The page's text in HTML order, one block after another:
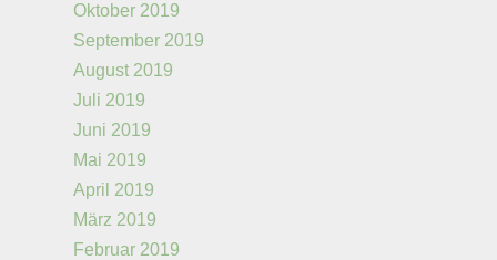
Oktober 2019
September 2019
August 2019
Juli 2019
Juni 2019
Mai 2019
April 2019
März 2019
Februar 2019